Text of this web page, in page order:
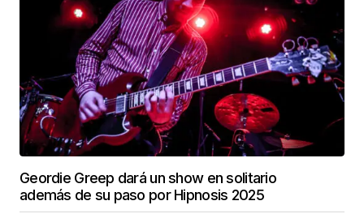
Geordie Greep dará un show en solitario
además de su paso por Hipnosis 2025